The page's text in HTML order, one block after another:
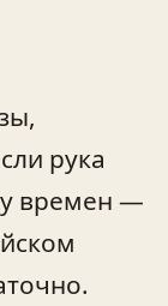
рука
времен —